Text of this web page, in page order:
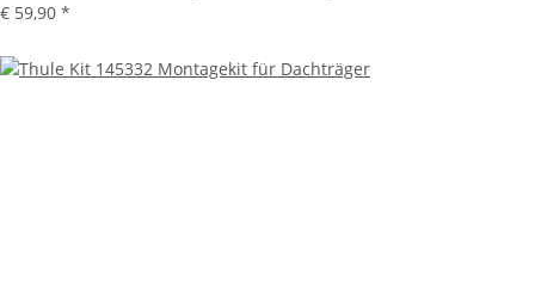
€ 59,90 *